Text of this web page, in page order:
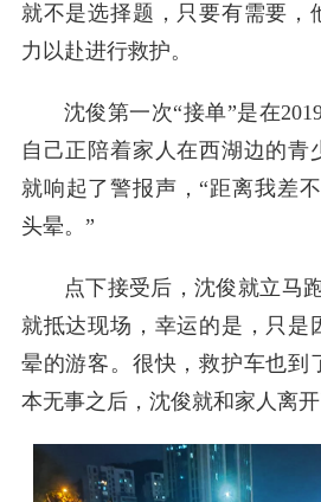
就不是选择题，只要有需要，
力以赴进行救护。
沈俊第一次“接单”是在
自己正陪着家人在西湖边的青
就响起了警报声，“距离我差
头晕。”
点下接受后，沈俊就立马
就抵达现场，幸运的是，只是
晕的游客。很快，救护车也到
本无事之后，沈俊就和家人离开